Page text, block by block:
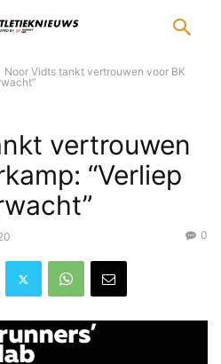
Noor Vidts tankt vertrouwen voor BK
vertrouwen
“Verliep
0